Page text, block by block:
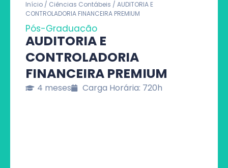
Início / Ciências Contábeis / AUDITORIA E
CONTROLADORIA FINANCEIRA PREMIUM
Pós-Graduação
AUDITORIA E
CONTROLADORIA
FINANCEIRA PREMIUM
4 meses Carga Horária: 720h